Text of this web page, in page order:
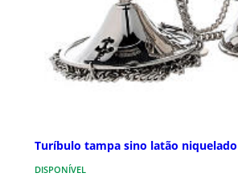
Turíbulo tampa sino latão
DISPONÍVEL